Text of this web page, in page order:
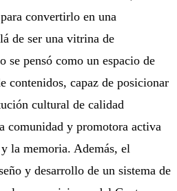
convertirlo en una
de ser una vitrina de
se pensó como un espacio de
contenidos, capaz de posicionar
cultural de calidad
comunidad y promotora activa
la memoria. Además, el
y desarrollo de un sistema de